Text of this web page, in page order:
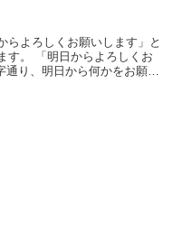
らよろしくお願いします」と
す。 「明日からよろしくお
通り、明日から何かをお願い